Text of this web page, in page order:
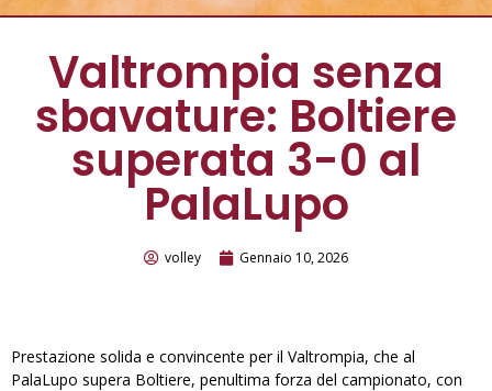
Valtrompia senza
sbavature: Boltiere
superata 3-0 al
PalaLupo
volley Gennaio 10, 2026
Prestazione solida e convincente per il Valtrompia, che al
PalaLupo supera Boltiere, penultima forza del campionato, con